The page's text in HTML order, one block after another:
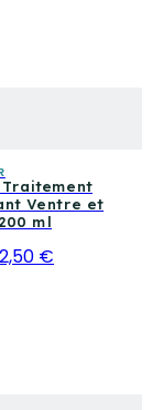
Ventre et
ml
€